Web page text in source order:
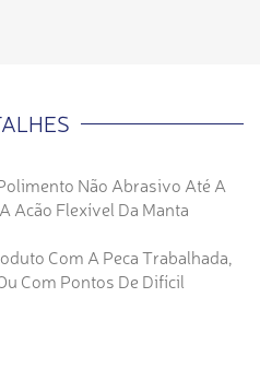
Não Abrasivo Até A
Acão Flexível Da Manta
Com A Peca Trabalhada,
Com Pontos De Difícil